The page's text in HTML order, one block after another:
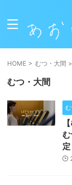
HOME > むつ・大間 >
むつ・大間